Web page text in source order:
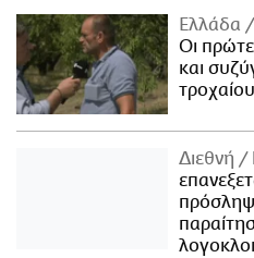
Ελλάδα
Οι
και
τροχαίου
Διεθνή